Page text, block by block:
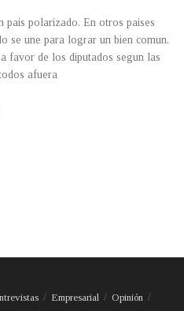
pais polarizado. En otros paises
se une para lograr un bien comun.
favor de los diputados segun las
afuera
Empresarial
Opinión